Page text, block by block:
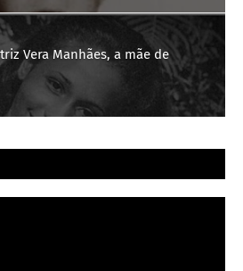
Vera Manhães, a mãe de